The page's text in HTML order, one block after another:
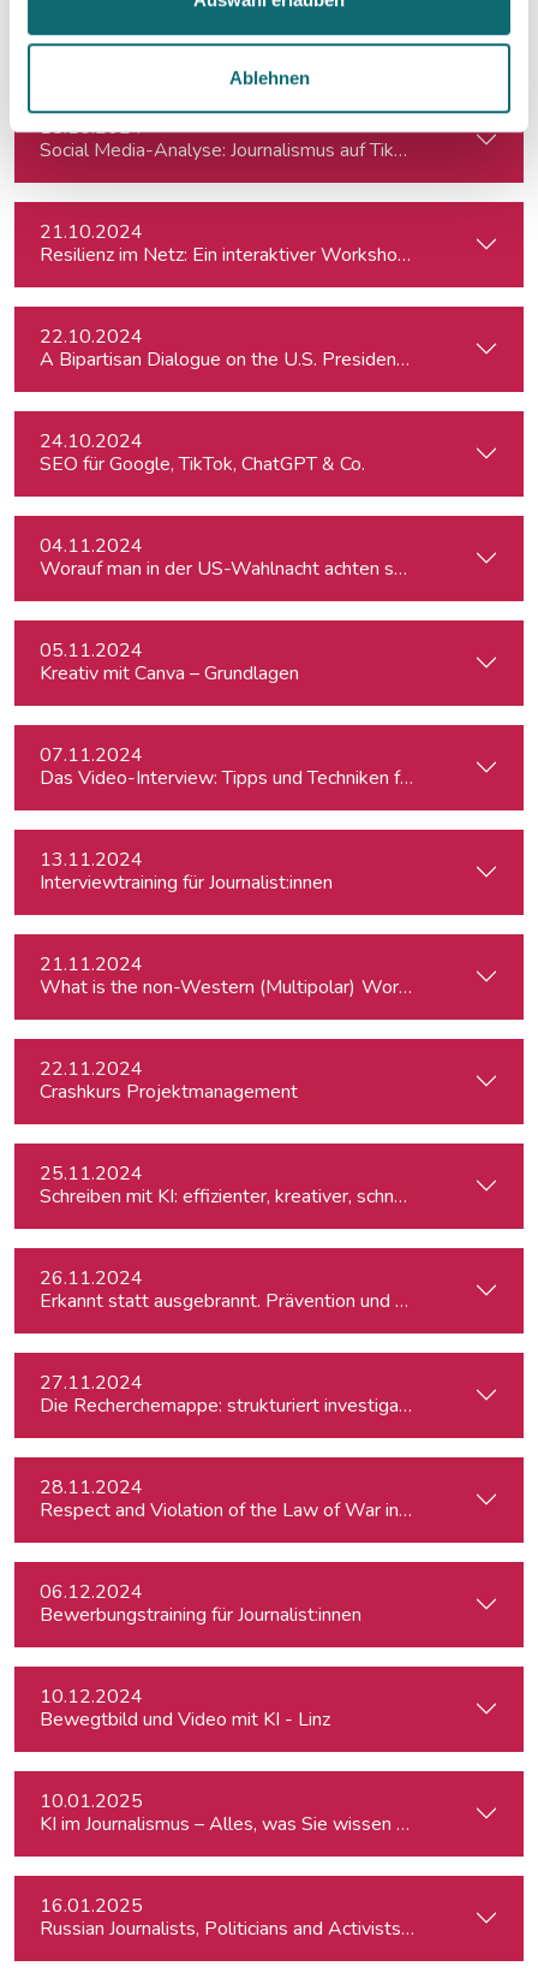
Ablehnen
Crashkurs LinkedIn
18.10.2024
Social Media-Analyse: Journalismus auf TikTok
21.10.2024
Resilienz im Netz: Ein interaktiver Workshop im Umgang
22.10.2024
A Bipartisan Dialogue on the U.S. Presidential Elections:
24.10.2024
SEO für Google, TikTok, ChatGPT & Co.
04.11.2024
Worauf man in der US-Wahlnacht achten sollte
05.11.2024
Kreativ mit Canva – Grundlagen
07.11.2024
Das Video-Interview: Tipps und Techniken für TV und Web
13.11.2024
Interviewtraining für Journalist:innen
21.11.2024
What is
22.11.2024
Crashkurs Projektmanagement
25.11.2024
Schreiben mit KI: effizienter, kreativer, schneller
26.11.2024
Erkannt statt ausgebrannt. Prävention und Erste-Hilfe bei
27.11.2024
Die Recherchemappe: strukturiert investigativ arbeiten,
28.11.2024
Respect and Violation of the Law of War in Ukraine and
06.12.2024
Bewerbungstraining für Journalist:innen
10.12.2024
Bewegtbild und Video mit KI - Linz
10.01.2025
KI im Journalismus – Alles, was Sie wissen müssen
16.01.2025
Russian Journalists, Politicians and Activists in Europe: